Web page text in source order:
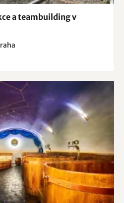
a teambuilding v